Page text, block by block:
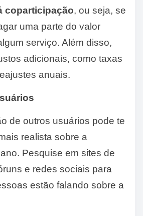
coparticipação, ou seja, se
uma parte do valor
serviço. Além disso,
adicionais, como taxas
anuais.
de outros usuários pode te
realista sobre a
Pesquise em sites de
e redes sociais para
estão falando sobre a